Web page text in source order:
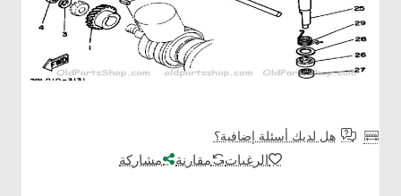
هل لديك أسئلة إضافية؟
الرغبات مقارنة مشاركة